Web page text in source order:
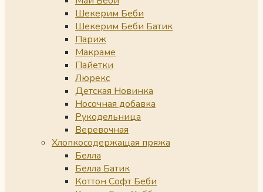
Шекерим Беби
Шекерим Беби Батик
Париж
Макраме
Пайетки
Люрекс
Детская Новинка
Носочная добавка
Рукодельница
Веревочная
Хлопкосодержащая пряжа
Белла
Белла Батик
Коттон Софт Беби